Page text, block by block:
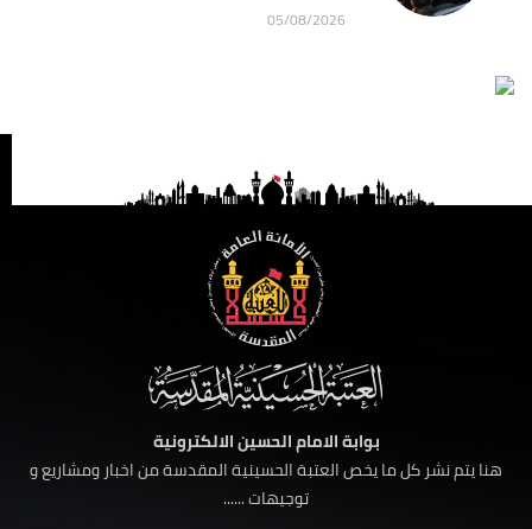
05/08/2026
بوابة الامام الحسين الالكترونية
هنا يتم نشر كل ما يخص العتبة الحسينية المقدسة من اخبار ومشاريع و
توجيهات ......